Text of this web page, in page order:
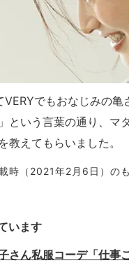
でもおなじみの
という言葉の通り、マ
教えてもらいました。
時（2021年2月6日）のも
います
さん私服コーデ「仕事